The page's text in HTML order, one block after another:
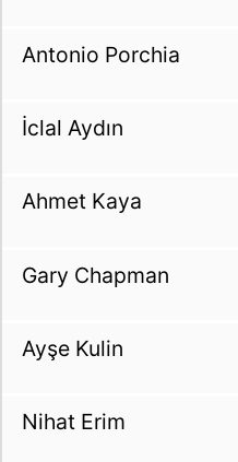
Antonio Porchia
İclal Aydın
Ahmet Kaya
Gary Chapman
Ayşe Kulin
Nihat Erim